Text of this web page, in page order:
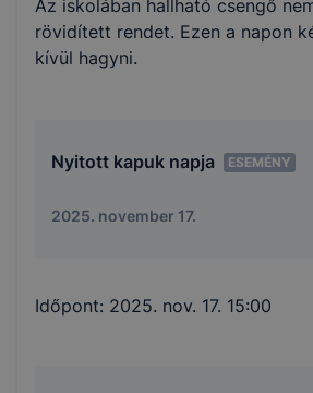
Az iskolában hallható csengő
rövidített rendet. Ezen a napon
kívül hagyni.
Nyitott kapuk napja ESEMÉNY
2025. november 17.
Időpont: 2025. nov. 17. 15:00